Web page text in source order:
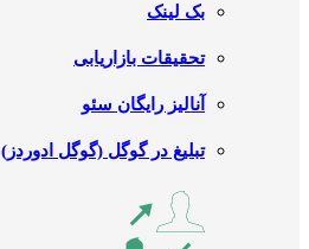
بک لینک
تحقیقات بازاریابی
آنالیز رایگان سئو
تبلیغ در گوگل (گوگل ادوردز)